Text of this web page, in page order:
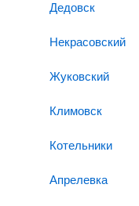
Дедовск
Некрасовский
Жуковский
Климовск
Котельники
Апрелевка